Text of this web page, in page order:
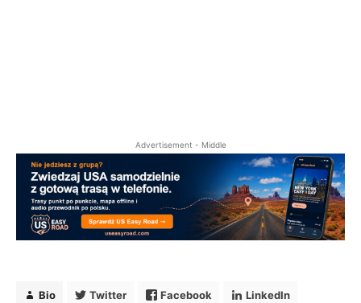
Advertisement - Middle
Bio Twitter Facebook LinkedIn